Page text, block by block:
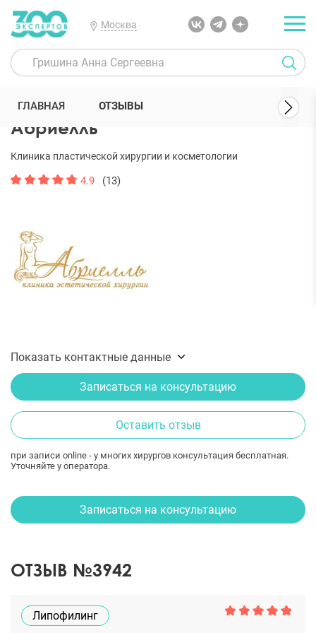
Москва
300 Экспертов Клиники
Абриелль
Клиника пластической хирургии и косметологии
4.9 (13)
Показать контактные данные
Записаться на консультацию
Оставить отзыв
при записи online - у многих хирургов консультация бесплатная.
Уточняйте у оператора.
ГЛАВНАЯ ОТЗЫВЫ
Записаться на консультацию
ОТЗЫВ №3942
Липофилинг